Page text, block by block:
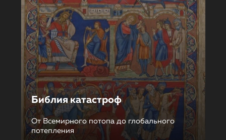
Библия катастроф
От Всемирного потопа до глобального
потепления